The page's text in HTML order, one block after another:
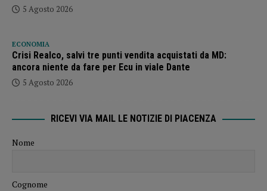
5 Agosto 2026
ECONOMIA
Crisi Realco, salvi tre punti vendita acquistati da MD:
ancora niente da fare per Ecu in viale Dante
5 Agosto 2026
RICEVI VIA MAIL LE NOTIZIE DI PIACENZA
Nome
Cognome